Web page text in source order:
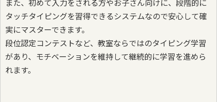
また、初めて入力をされる方やお子さん向けに、段階的に
タッチタイピングを習得できるシステムなので安心して確
実にマスターできます。
段位認定コンテストなど、教室ならではのタイピング学習
があり、モチベーションを維持して継続的に学習を進めら
れます。